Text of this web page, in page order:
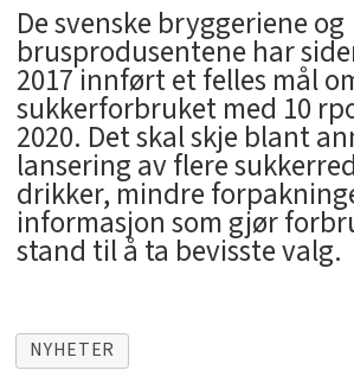
De svenske bryggeriene og
brusprodusentene har
2017 innført et felles mål
sukkerforbruket med 10
2020. Det skal skje blant
lansering av flere
drikker, mindre
informasjon som gjør
stand til å ta bevisste valg.
NYHETER